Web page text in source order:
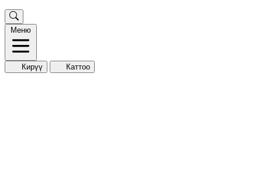
Меню
Кирүү Каттоо